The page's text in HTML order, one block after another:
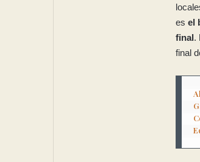
es el
final .
final